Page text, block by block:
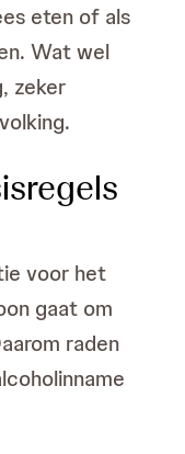
eten of als
Wat wel
zeker
voor het
gaat om
raden